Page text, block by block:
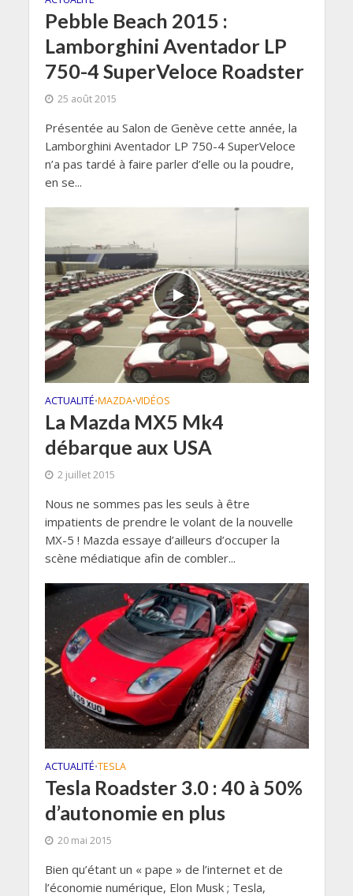
Pebble Beach 2015 :
Lamborghini Aventador LP
750-4 SuperVeloce Roadster
25 août 2015
Présentée au Salon de Genève cette année, la
Lamborghini Aventador LP 750-4 SuperVeloce
n’a pas tardé à faire parler d’elle ou la poudre,
en se...
ACTUALITÉ•MAZDA•VIDÉOS
La Mazda MX5 Mk4
débarque aux USA
2 juillet 2015
Nous ne sommes pas les seuls à être
impatients de prendre le volant de la nouvelle
MX-5 ! Mazda essaye d’ailleurs d’occuper la
scène médiatique afin de combler...
ACTUALITÉ•TESLA
Tesla Roadster 3.0 : 40 à 50%
d’autonomie en plus
20 mai 2015
Bien qu’étant un « pape » de l’internet et de
l’économie numérique, Elon Musk ; Tesla,